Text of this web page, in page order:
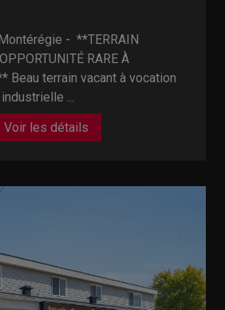
- **TERRAIN
RARE À
Beau terrain vacant à vocation
...
Voir les détails